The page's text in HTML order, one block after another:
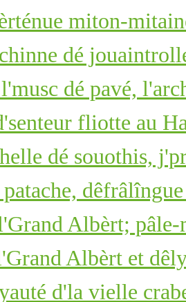
miton-
dé
dé pavé,
fliotte au
dé souothis,
Albèrt; pâle-
Albèrt et
d'la vielle